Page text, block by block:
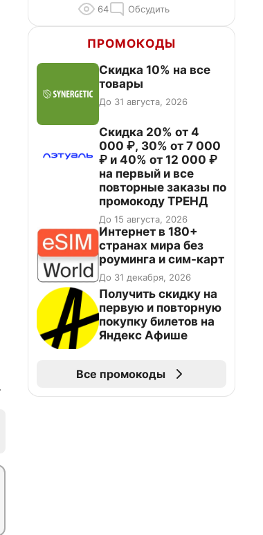
64 Обсудить
ПРОМОКОДЫ
Скидка 10% на все
товары
До 31 августа, 2026
Скидка 20% от 4
000 ₽, 30% от 7 000
₽ и 40% от 12 000 ₽
на первый и все
повторные заказы по
промокоду ТРЕНД
До 15 августа, 2026
Интернет в 180+
странах мира без
роуминга и сим-карт
До 31 декабря, 2026
Получить скидку на
первую и повторную
покупку билетов на
Яндекс Афише
Все промокоды